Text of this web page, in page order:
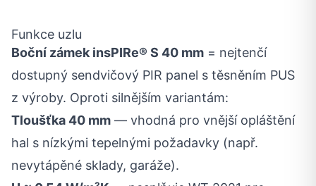
Funkce uzlu
Boční zámek insPIRe® S 40 mm = nejtenčí
dostupný sendvičový PIR panel s těsněním PUS
z výroby. Oproti silnějším variantám:
Tloušťka 40 mm — vhodná pro vnější opláštění
hal s nízkými tepelnými požadavky (např.
nevytápěné sklady, garáže).